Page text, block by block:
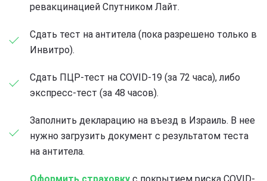
ревакцинацией Спутником Лайт.
Сдать тест на антитела (пока разрешено только в
Инвитро).
Сдать ПЦР-тест на COVID-19 (за 72 часа), либо
экспресс-тест (за 48 часов).
Заполнить декларацию на въезд в Израиль. В нее
нужно загрузить документ с результатом теста
на антитела.
Оформить страховку с покрытием риска COVID-